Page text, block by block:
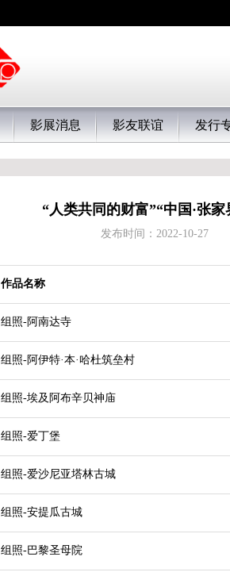
影展消息 影友联谊 发行
“人类共同的财富”“中国·张
发布时间：2022-10-
作品名称
组照-阿南达寺
组照-阿伊特·本·哈杜筑垒村
组照-埃及阿布辛贝神庙
组照-爱丁堡
组照-爱沙尼亚塔林古城
组照-安提瓜古城
组照-巴黎圣母院